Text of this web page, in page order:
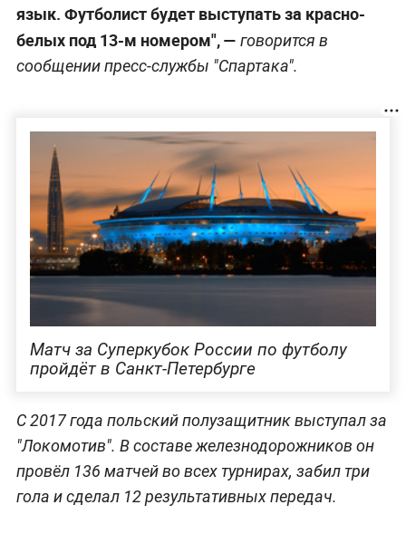
язык. Футболист будет выступать за красно-
белых под 13-м номером", — говорится в
сообщении пресс-службы "Спартака".
Матч за Суперкубок России по футболу
пройдёт в Санкт-Петербурге
С 2017 года польский полузащитник выступал за
"Локомотив". В составе железнодорожников он
провёл 136 матчей во всех турнирах, забил три
гола и сделал 12 результативных передач.